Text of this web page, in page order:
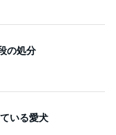
の処分
いる愛犬